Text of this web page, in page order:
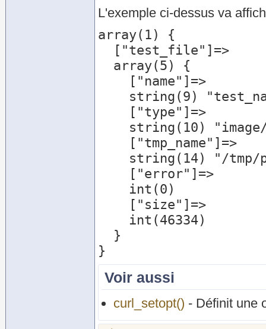
L'exemple ci-dessus va
array(1) {
Voir aussi
curl_setopt() - Définit une